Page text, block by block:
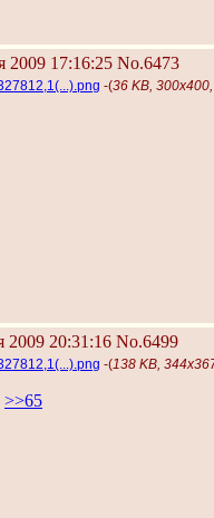
2009 17:16:25 No.6473
-(36 KB,
2009 20:31:16 No.6499
-(138 KB,
>>65